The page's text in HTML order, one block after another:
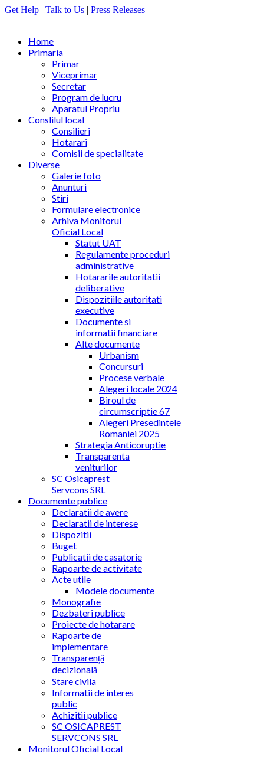
Get Help | Talk to Us | Press Releases
Home
Primaria
Primar
Viceprimar
Secretar
Program de lucru
Aparatul Propriu
Conslilul local
Consilieri
Hotarari
Comisii de specialitate
Diverse
Galerie foto
Anunturi
Stiri
Formulare electronice
Arhiva Monitorul
Oficial Local
Statut UAT
Regulamente proceduri
administrative
Hotararile autoritatii
deliberative
Dispozitiile autoritati
executive
Documente si
informatii financiare
Alte documente
Urbanism
Concursuri
Procese verbale
Alegeri locale 2024
Biroul de
circumscriptie 67
Alegeri Presedintele
Romaniei 2025
Strategia Anticoruptie
Transparenta
veniturilor
SC Osicaprest
Servcons SRL
Documente publice
Declaratii de avere
Declaratii de interese
Dispozitii
Buget
Publicatii de casatorie
Rapoarte de activitate
Acte utile
Modele documente
Monografie
Dezbateri publice
Proiecte de hotarare
Rapoarte de
implementare
Transparență
decizională
Stare civila
Informatii de interes
public
Achizitii publice
SC OSICAPREST
SERVCONS SRL
Monitorul Oficial Local